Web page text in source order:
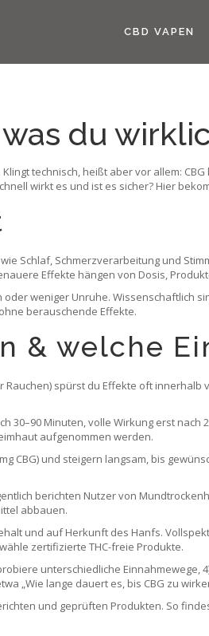
CBD VAPEN
du
technisch, heißt aber vor allem:
wirkt es und ist es sicher? Hier
Schlaf, Schmerzverarbeitung und
Effekte hängen von Dosis,
weniger Unruhe. Wissenschaftlich
berauschende Effekte.
& welche
spürst du Effekte oft
30–90 Minuten, volle Wirkung erst
aufgenommen werden.
CBG) und steigern langsam, bis
berichten Nutzer von
abbauen.
und auf Herkunft des Hanfs.
zertifizierte THC-freie Produkte.
unterschiedliche
„Wie lange dauert es, bis CBG zu
und geprüften Produkten. So